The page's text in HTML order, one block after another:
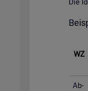
Die
WZ
Ab­